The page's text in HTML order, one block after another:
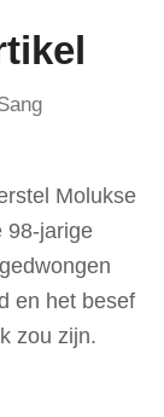
Molukse
98-jarige
en het besef
zou zijn.